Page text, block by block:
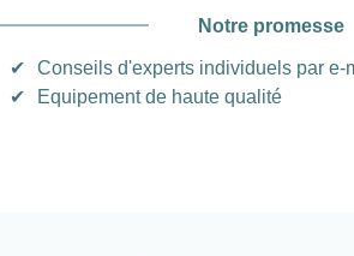
Notre promesse
✔
Conseils d'experts individuels par e-
✔
Equipement de haute qualité